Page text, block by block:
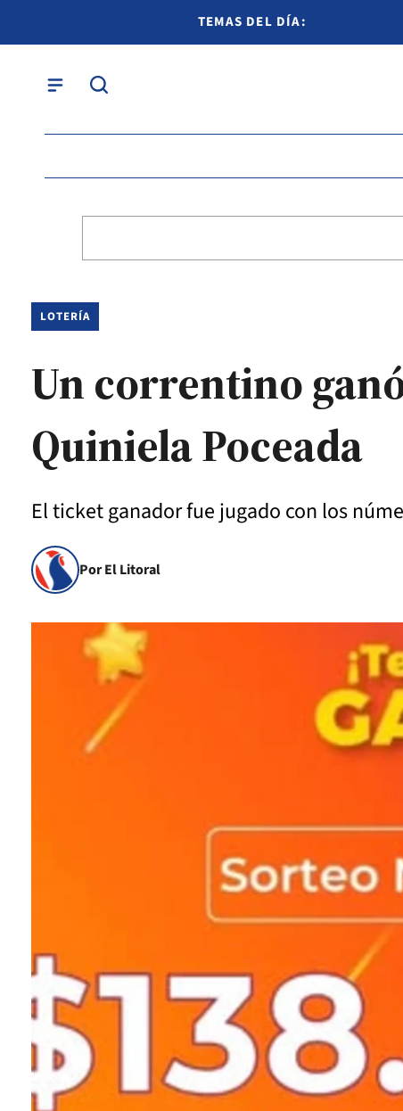
TEMAS DEL DÍA:
LOTERÍA
Un correntino
Quiniela Poceada
El ticket ganador fue jugado con los
Por El Litoral